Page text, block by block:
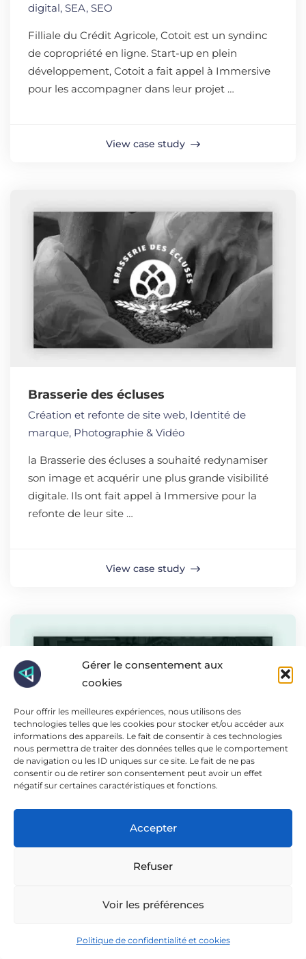
Gérer le consentement aux
cookies
Pour offrir les meilleures expériences, nous utilisons des
technologies telles que les cookies pour stocker et/ou accéder aux
informations des appareils. Le fait de consentir à ces technologies
nous permettra de traiter des données telles que le comportement
de navigation ou les ID uniques sur ce site. Le fait de ne pas
consentir ou de retirer son consentement peut avoir un effet
négatif sur certaines caractéristiques et fonctions.
Accepter
Refuser
Voir les préférences
Politique de confidentialité et cookies
digital, SEA, SEO
Filliale du Crédit Agricole, Cotoit est un syndinc
de copropriété en ligne. Start-up en plein
développement, Cotoit a fait appel à Immersive
pour les accompagner dans leur projet …
View case study
Brasserie des écluses
Création et refonte de site web, Identité de
marque, Photographie & Vidéo
la Brasserie des écluses a souhaité redynamiser
son image et acquérir une plus grande visibilité
digitale. Ils ont fait appel à Immersive pour la
refonte de leur site …
View case study
Filliale du Crédit Agricole, Clares accompagne
immobiliers. Ils ont souhaités externaliser la mise